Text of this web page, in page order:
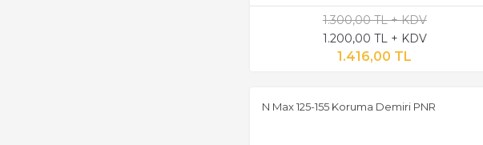
1.300,00 TL + KDV
1.200,00 TL + KDV
1.416,00 TL
N Max 125-155 Koruma Demiri PNR